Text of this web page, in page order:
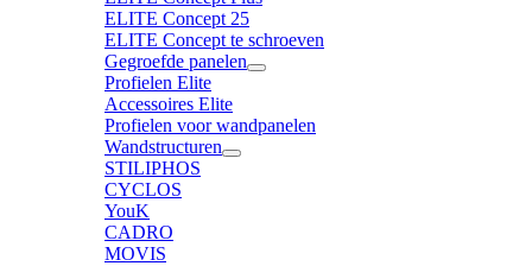
ELITE Concept 25
ELITE Concept te schroeven
Gegroefde panelen
Profielen Elite
Accessoires Elite
Profielen voor wandpanelen
Wandstructuren
STILIPHOS
CYCLOS
YouK
CADRO
MOVIS